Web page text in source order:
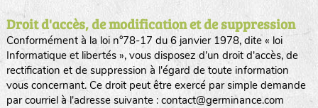
Droit d'accès, de modification et de suppression
Conformément à la loi n°78-17 du 6 janvier 1978, dite « loi
Informatique et libertés », vous disposez d'un droit d'accès, de
rectification et de suppression à l'égard de toute information
vous concernant. Ce droit peut être exercé par simple demande
par courriel à l'adresse suivante : contact@germinance.com